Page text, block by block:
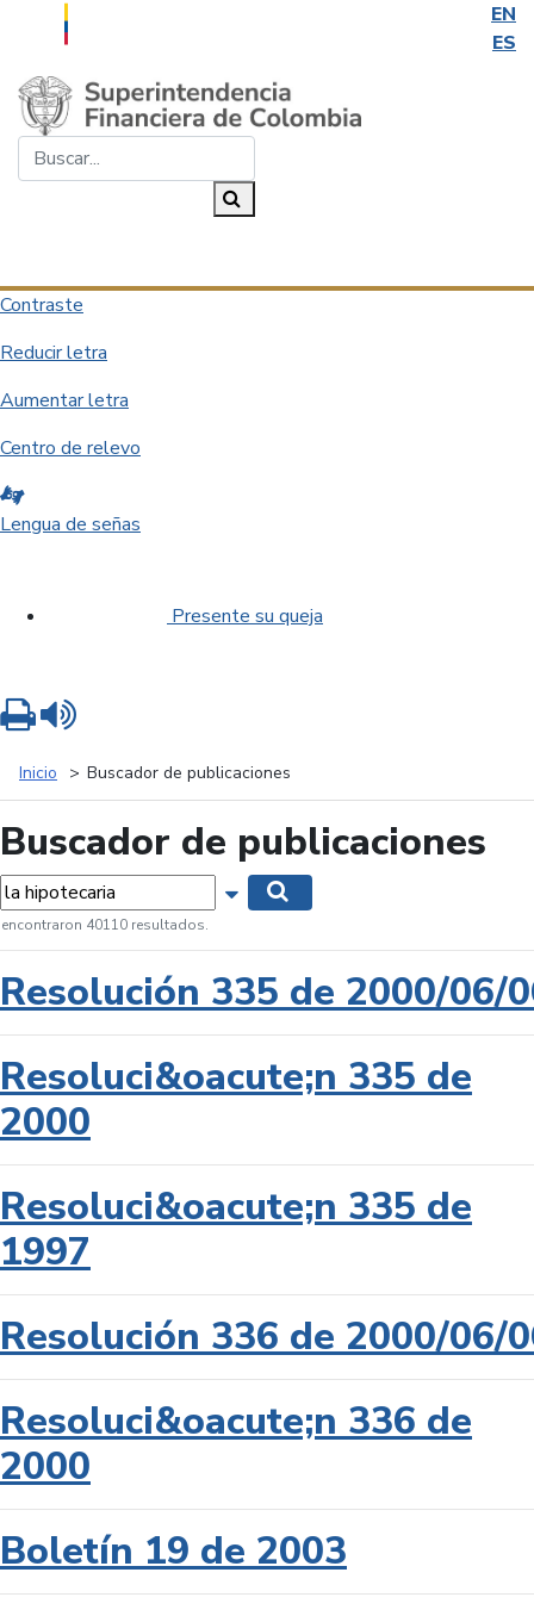
EN
ES
Saltar al contenido principal
Contraste
Reducir letra
Aumentar letra
Centro de relevo
Lengua de señas
Presente su queja
Inicio Buscador de publicaciones
Buscador de publicaciones
Mostrar opciones de búsqueda
encontraron 40110 resultados.
Resolución 335 de 2000/06/
Resoluci&oacute;n 335 de
2000
Resoluci&oacute;n 335 de
1997
Resolución 336 de 2000/06/
Resoluci&oacute;n 336 de
2000
Boletín 19 de 2003
Imprimir